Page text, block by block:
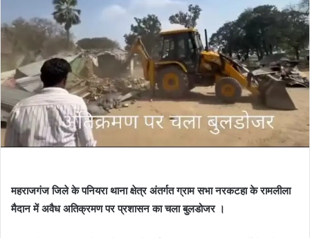
महराजगंज जिले के पनियरा थाना क्षेत्र अंतर्गत ग्राम सभा नरकटहा के रामलीला
मैदान में अवैध अतिक्रमण पर प्रशासन का चला बुलडोजर ।